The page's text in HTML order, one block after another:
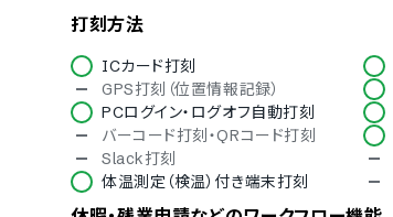
デバイス対応
スマホアプリ（iOS）対応
タブレット対応
打刻方法
ICカード打刻
GPS打刻（位置情報記録）
PCログイン・ログオフ自動打刻
バーコード打刻・QRコード打刻
Slack打刻
体温測定（検温）付き端末打刻